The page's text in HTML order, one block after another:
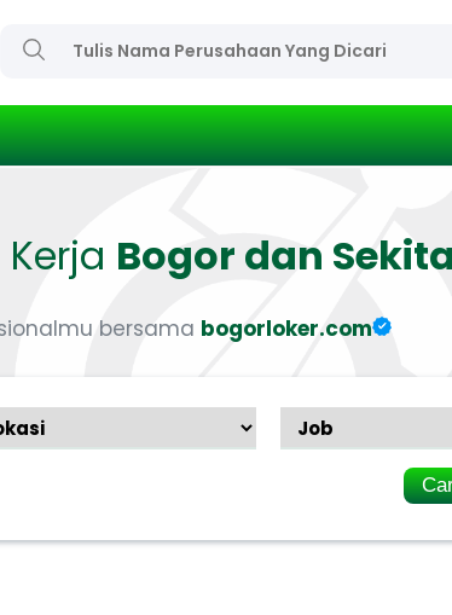
Kerja Bogor dan
bersama bogorloker.com